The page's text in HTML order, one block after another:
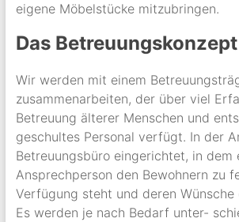
eigene Möbelstücke mitzubringen.
Das Betreuungskonzept
Wir werden mit einem
zusammenarbeiten, der über viel
Betreuung älterer Menschen und
geschultes Personal verfügt. In der
Betreuungsbüro eingerichtet, in dem
Ansprechperson den Bewohnern zu
Verfügung steht und deren
Es werden je nach Bedarf unter-